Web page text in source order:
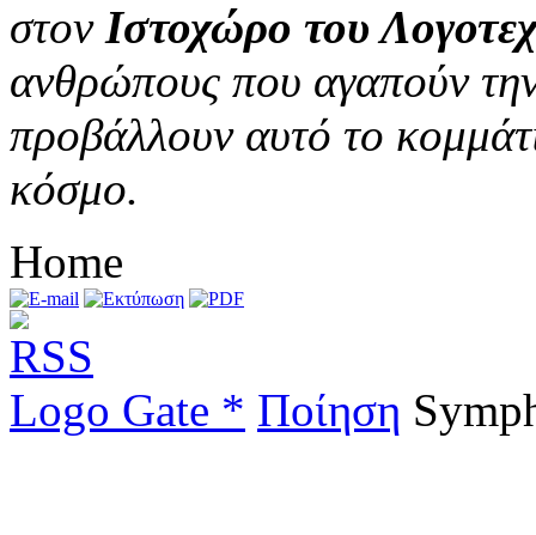
στον Ιστοχώρο του
ανθρώπους που αγαπούν
προβάλλουν αυτό το
κόσμο.
Home
Logo Gate * Ποίηση